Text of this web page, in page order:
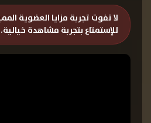
لا تفوت تجربة مزايا العضوية
للإستمتاع بتجربة مشاهدة خيالية.